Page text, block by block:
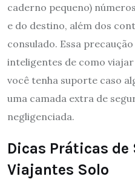
caderno pequeno)
e do destino, além dos
consulado. Essa
inteligentes de como
você tenha suporte caso
uma camada extra de
negligenciada.
Dicas Práticas de
Viajantes Solo